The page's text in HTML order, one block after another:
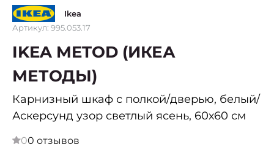
Ikea
Артикул: 995.053.17
IKEA METOD (ИКЕА
МЕТОДЫ)
Карнизный шкаф с полкой/дверью, белый/
Аскерсунд узор светлый ясень, 60х60 см
00 отзывов